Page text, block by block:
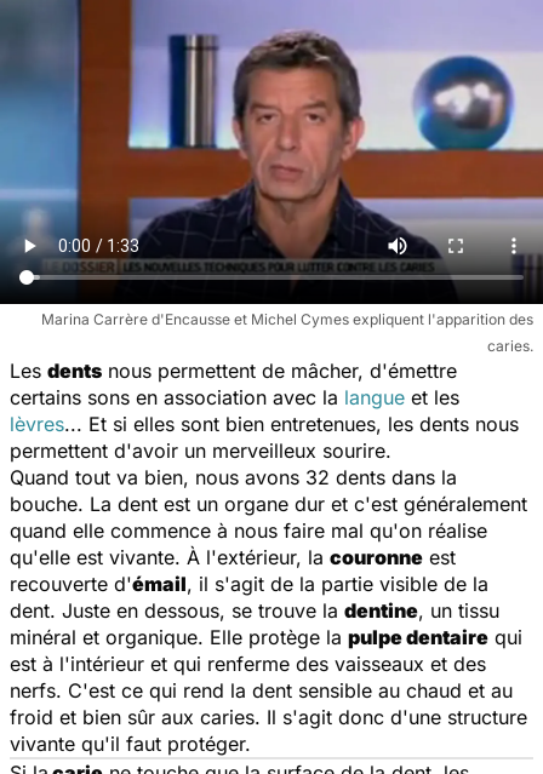
Marina Carrère d'Encausse et Michel Cymes expliquent l'apparition des
caries.
Les dents nous permettent de mâcher, d'émettre
certains sons en association avec la langue et les
lèvres... Et si elles sont bien entretenues, les dents nous
permettent d'avoir un merveilleux sourire.
Quand tout va bien, nous avons 32 dents dans la
bouche. La dent est un organe dur et c'est généralement
quand elle commence à nous faire mal qu'on réalise
qu'elle est vivante. À l'extérieur, la couronne est
recouverte d'émail, il s'agit de la partie visible de la
dent. Juste en dessous, se trouve la dentine, un tissu
minéral et organique. Elle protège la pulpe dentaire qui
est à l'intérieur et qui renferme des vaisseaux et des
nerfs. C'est ce qui rend la dent sensible au chaud et au
froid et bien sûr aux caries. Il s'agit donc d'une structure
vivante qu'il faut protéger.